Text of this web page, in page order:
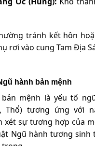
tránh kết hôn
rơi vào cung Tam Địa
hành bản mệnh
mệnh là yếu tố
Thổ) tương ứng với
xét sự tương hợp của
Ngũ hành tương sinh